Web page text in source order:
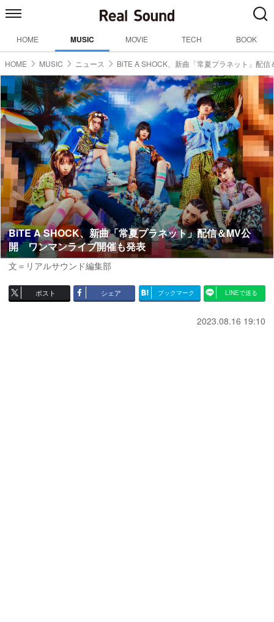
HOME MUSIC MOVIE TECH BOOK
HOME MUSIC ニュース BiTE A SHOCK、新曲「常夏プラネット」配信
BiTE A SHOCK、新曲「常夏プラネット」配信＆MV公
開 ワンマンライブ開催も発表
文＝リアルサウンド編集部
ポスト シェア ブックマーク LINEで送る
2023.08.16 19:10